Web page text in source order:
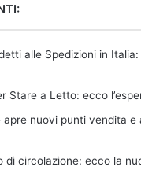
alle Spedizioni in
Stare a Letto: ecco
apre nuovi punti vendita e
di circolazione: ecco la